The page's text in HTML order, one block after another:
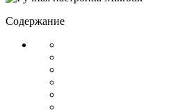
Содержание